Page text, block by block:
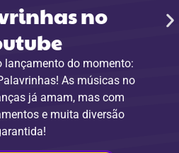
no
lançamento do momento:
As músicas no
já amam, mas com
e muita diversão